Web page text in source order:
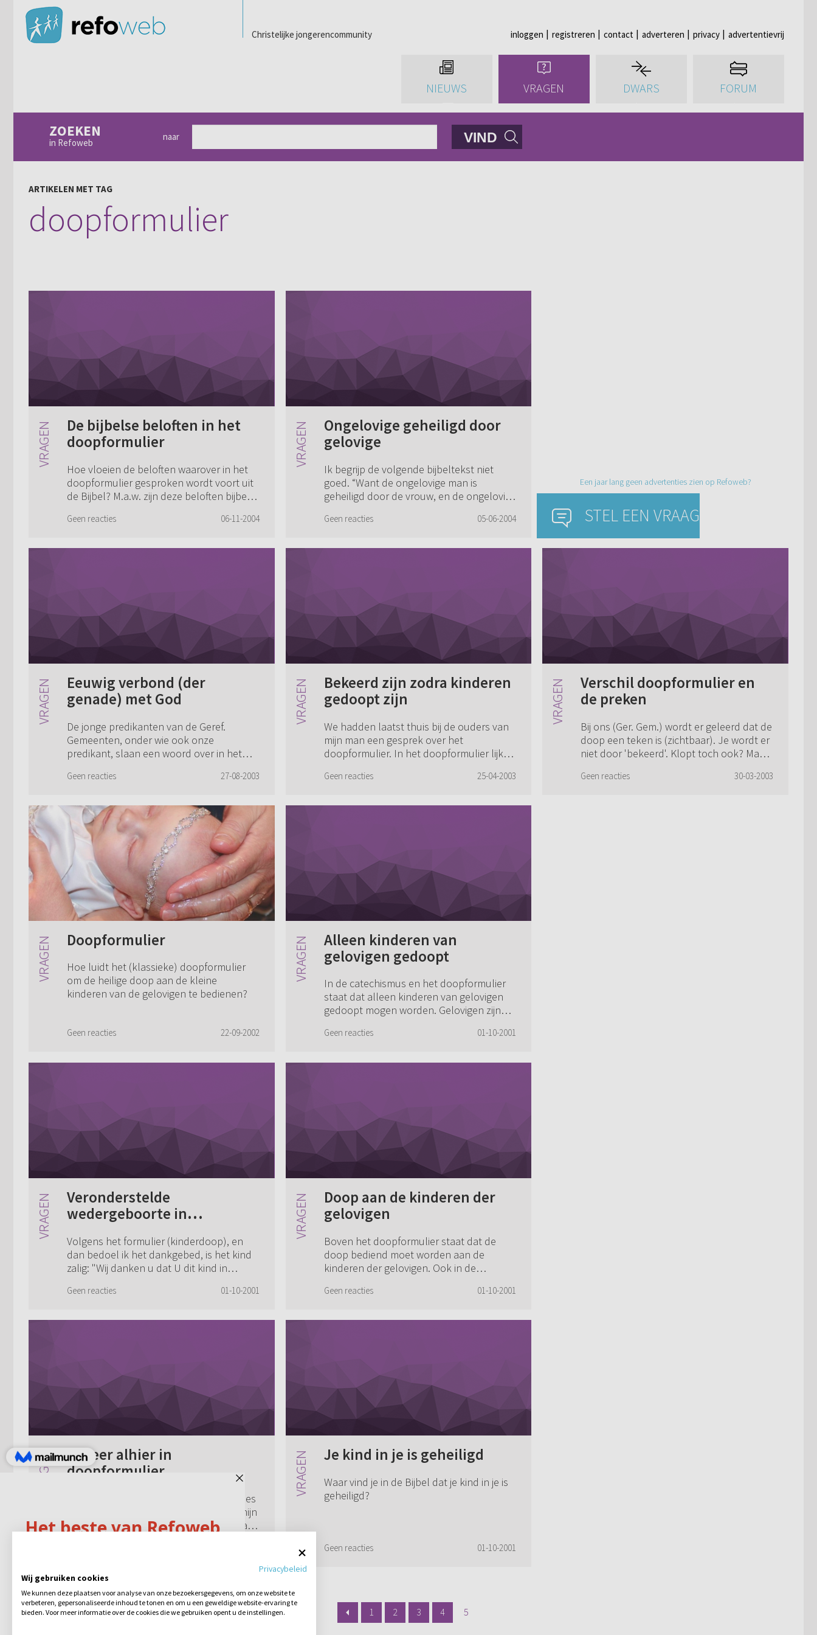
Christelijke jongerencommunity inloggen registreren contact adverteren privacy advertentievrij
NIEUWS VRAGEN DWARS FORUM
ZOEKEN
in Refoweb
naar VIND
ARTIKELEN MET TAG
doopformulier
De bijbelse beloften in het
doopformulier
Hoe vloeien de beloften waarover in het
doopformulier gesproken wordt voort uit
de Bijbel? M.a.w. zijn deze beloften bijbels
Geen reacties 06-11-2004
Ongelovige geheiligd door
gelovige
Ik begrijp de volgende bijbeltekst niet
goed. “Want de ongelovige man is
geheiligd door de vrouw, en de ongelovige
anders waren uw kinderen onrein, maar
Geen reacties 05-06-2004
Een jaar lang geen advertenties zien op Refoweb?
STEL EEN VRAAG
Eeuwig verbond (der
genade) met God
De jonge predikanten van de Geref.
Gemeenten, onder wie ook onze
predikant, slaan een woord over in het
eeuwig verbond (der genade) met God
Geen reacties 27-08-2003
Bekeerd zijn zodra kinderen
gedoopt zijn
We hadden laatst thuis bij de ouders van
mijn man een gesprek over het
doopformulier. In het doopformulier lijkt
dat de kinderen bekeerd zijn zodra ze
Geen reacties 25-04-2003
Verschil doopformulier en
de preken
Bij ons (Ger. Gem.) wordt er geleerd dat de
doop een teken is (zichtbaar). Je wordt er
niet door 'bekeerd'. Klopt toch ook? Maar
tegenstrijdig met de preken bij ...
Geen reacties 30-03-2003
Doopformulier
Hoe luidt het (klassieke) doopformulier
om de heilige doop aan de kleine
kinderen van de gelovigen te bedienen?
Geen reacties 22-09-2002
Alleen kinderen van
gelovigen gedoopt
In de catechismus en het doopformulier
staat dat alleen kinderen van gelovigen
gedoopt mogen worden. Gelovigen zijn
kerken dan altijd gewoon alle kinderen
Geen reacties 01-10-2001
Veronderstelde
wedergeboorte in
Volgens het formulier (kinderdoop), en
dan bedoel ik het dankgebed, is het kind
zalig: "Wij danken u dat U dit kind in
veronderstelde wedergeboorte. Als een
Geen reacties 01-10-2001
Doop aan de kinderen der
gelovigen
Boven het doopformulier staat dat de
doop bediend moet worden aan de
kinderen der gelovigen. Ook in de
gesproken dat de kinderen der gelovigen
Geen reacties 01-10-2001
De leer alhier in
doopformulier
Wat wordt er in het doopformulier precies
bedoelt met "de leer alhier"? Volgens mijn
predikant (Ger. Gem.) kan ik op deze vraag
Je kind in je is geheiligd
Waar vind je in de Bijbel dat je kind in je is
geheiligd?
Geen reacties 01-10-2001
1 2 3 4 5
Privacybeleid
Wij gebruiken cookies
We kunnen deze plaatsen voor analyse van onze bezoekersgegevens, om onze website te
verbeteren, gepersonaliseerde inhoud te tonen en om u een geweldige website-ervaring te
bieden. Voor meer informatie over de cookies die we gebruiken opent u de instellingen.